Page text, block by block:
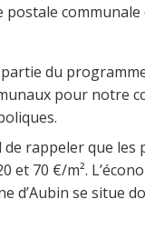
communale
du
pour notre
rappeler que les
et 70 €/m².
d’Aubin se situe